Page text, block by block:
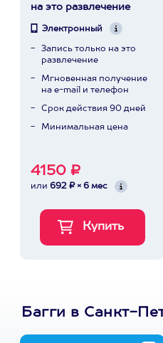
на это развлечение
Электронный
Запись только на это
развлечение
Мгновенная получение
на e-mail и телефон
Срок действия 90 дней
Минимальная цена
4150 ₽
или 692 ₽ × 6 мес
Багги в Санкт-